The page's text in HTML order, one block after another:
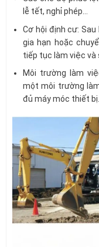
lễ tết, nghỉ phép…
Cơ hội định cư:
gia hạn hoặc
tiếp tục làm việc và
Môi trường làm
một môi trường
đủ máy móc thiết bị.